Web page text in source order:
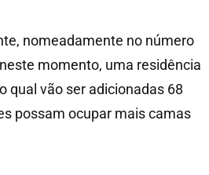
nomeadamente no número
momento, uma residência
qual vão ser adicionadas 68
possam ocupar mais camas